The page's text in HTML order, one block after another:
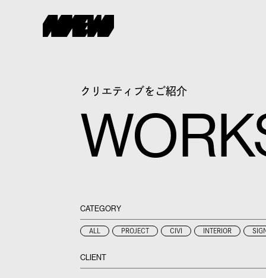
クリエティブをご紹介
CATEGORY
ALL PROJECT CIVI INTERIOR SIGN
CLIENT